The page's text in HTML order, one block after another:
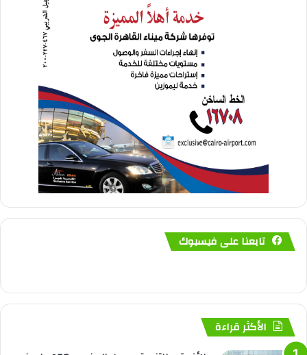
تابعنا على فيسبوك
الأكثر قراءة